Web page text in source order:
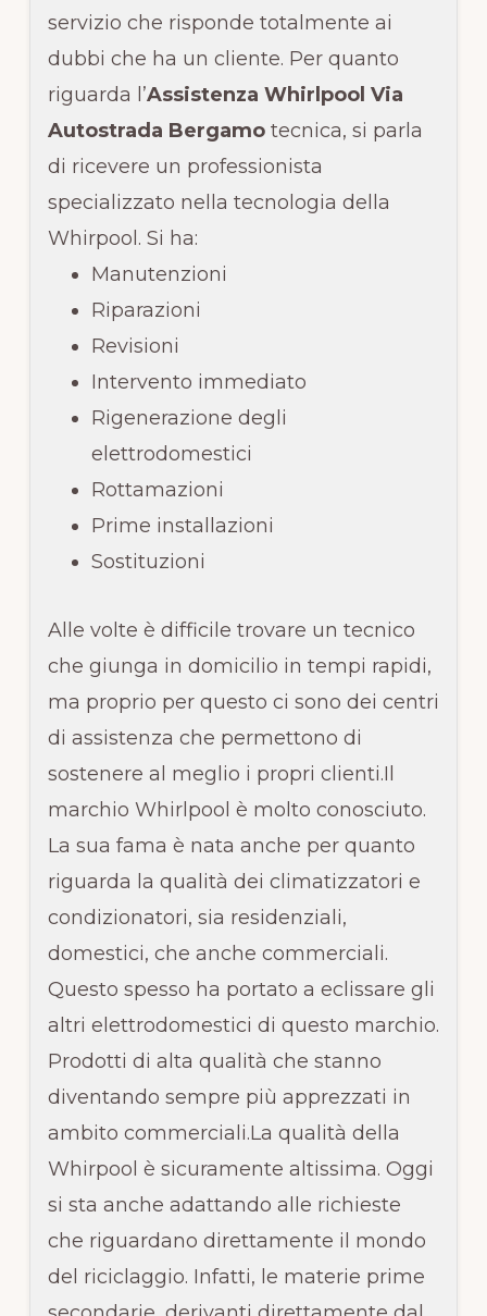
servizio che risponde totalmente ai
dubbi che ha un cliente. Per quanto
riguarda l’Assistenza Whirlpool Via
Autostrada Bergamotecnica, si parla
di ricevere un professionista
specializzato nella tecnologia della
Whirpool. Si ha:
Manutenzioni
Riparazioni
Revisioni
Intervento immediato
Rigenerazione degli
elettrodomestici
Rottamazioni
Prime installazioni
Sostituzioni
Alle volte è difficile trovare un tecnico
che giunga in domicilio in tempi rapidi,
ma proprio per questo ci sono dei centri
di assistenza che permettono di
sostenere al meglio i propri clienti.Il
marchio Whirlpool è molto conosciuto.
La sua fama è nata anche per quanto
riguarda la qualità dei climatizzatori e
condizionatori, sia residenziali,
domestici, che anche commerciali.
Questo spesso ha portato a eclissare gli
altri elettrodomestici di questo marchio.
Prodotti di alta qualità che stanno
diventando sempre più apprezzati in
ambito commerciali.La qualità della
Whirpool è sicuramente altissima. Oggi
si sta anche adattando alle richieste
che riguardano direttamente il mondo
del riciclaggio. Infatti, le materie prime